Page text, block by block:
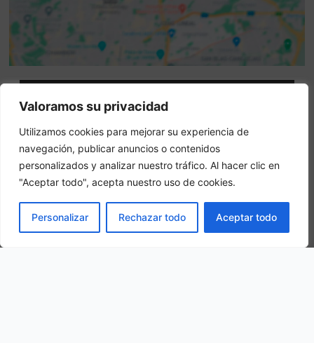
Valoramos su privacidad
Utilizamos cookies para mejorar su experiencia de
navegación, publicar anuncios o contenidos
personalizados y analizar nuestro tráfico. Al hacer clic en
"Aceptar todo", acepta nuestro uso de cookies.
Personalizar Rechazar todo Aceptar todo
Attenzione: questo non è un sito ufficiale. Questo sito
contiene informazioni sull hotel e offre un servizio di
prenotazione online.
Siete il proprietario di questo sito web?–
Altri hotel in città
PRENOTA